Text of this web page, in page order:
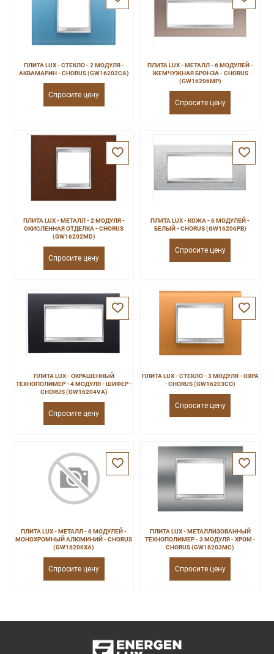
ПЛИТА LUX - СТЕКЛО - 2 МОДУЛЯ -
АКВАМАРИН - CHORUS (GW16202CA)
Спросите цену
ПЛИТА LUX - МЕТАЛЛ - 6 МОДУЛЕЙ -
ЖЕМЧУЖНАЯ БРОНЗА - CHORUS
(GW16206MP)
Спросите цену
ПЛИТА LUX - МЕТАЛЛ - 2 МОДУЛЯ -
ОКИСЛЕННАЯ ОТДЕЛКА - CHORUS
(GW16202MD)
Спросите цену
ПЛИТА LUX - КОЖА - 6 МОДУЛЕЙ -
БЕЛЫЙ - CHORUS (GW16206PB)
Спросите цену
ПЛИТА LUX - ОКРАШЕННЫЙ
ТЕХНОПОЛИМЕР - 4 МОДУЛЯ - ШИФЕР -
CHORUS (GW16204VA)
Спросите цену
ПЛИТА LUX - СТЕКЛО - 3 МОДУЛЯ - ОХРА
- CHORUS (GW16203CO)
Спросите цену
ПЛИТА LUX - МЕТАЛЛ - 6 МОДУЛЕЙ -
МОНОХРОМНЫЙ АЛЮМИНИЙ - CHORUS
(GW16206XA)
Спросите цену
ПЛИТА LUX - МЕТАЛЛИЗОВАННЫЙ
ТЕХНОПОЛИМЕР - 3 МОДУЛЯ - ХРОМ -
CHORUS (GW16203MC)
Спросите цену